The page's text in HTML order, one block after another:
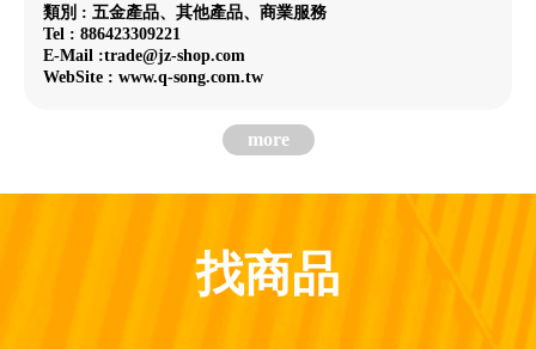
類別 : 五金產品、其他產品、商業服務
Tel : 886423309221
E-Mail :trade@jz-shop.com
WebSite : www.q-song.com.tw
more
找商品